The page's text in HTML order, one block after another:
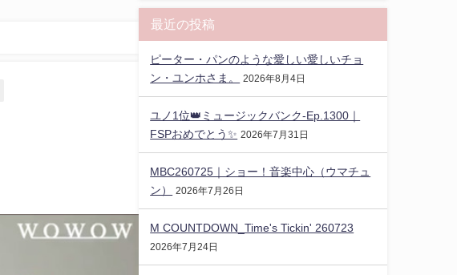
最近の投稿
ピーター・パンのような愛しい愛しいチョ
ン・ユンホさま。
2026年8月4日
ユノ1位👑ミュージックバンク-Ep.1300｜
FSPおめでとう✨️ 2026年7月31日
MBC260725｜ショー！音楽中心（ウマチュ
ン）
2026年7月26日
M COUNTDOWN_Time's Tickin' 260723
2026年7月24日